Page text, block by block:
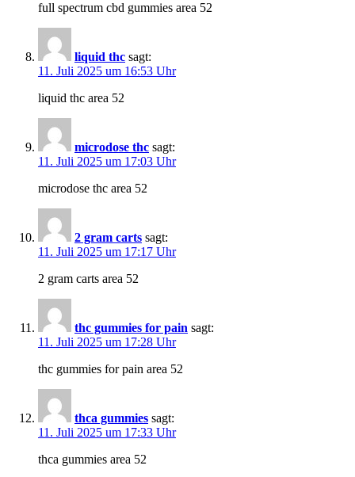
full spectrum cbd gummies area 52
liquid thc sagt:
11. Juli 2025 um 16:53 Uhr
liquid thc area 52
microdose thc sagt:
11. Juli 2025 um 17:03 Uhr
microdose thc area 52
2 gram carts sagt:
11. Juli 2025 um 17:17 Uhr
2 gram carts area 52
thc gummies for pain sagt:
11. Juli 2025 um 17:28 Uhr
thc gummies for pain area 52
thca gummies sagt:
11. Juli 2025 um 17:33 Uhr
thca gummies area 52